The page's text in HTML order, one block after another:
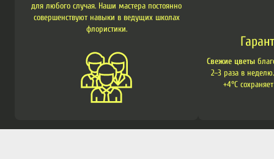
для любого случая. Наши мастера постоянно
совершенствуют навыки в ведущих школах
флористики.
Свежие цветы
2–3 раза в
+4°C